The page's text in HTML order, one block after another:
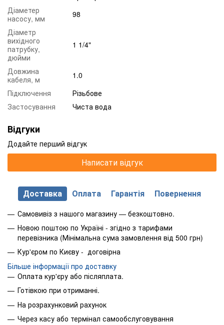
Діаметер
насосу, мм
98
Діаметр
вихідного
патрубку,
дюйми
1 1/4"
Довжина
кабеля, м
1.0
Підключення
Різьбове
Застосування
Чиста вода
Відгуки
Додайте перший відгук
Написати відгук
Доставка Оплата Гарантія Повернення
Самовивіз з нашого магазину — безкоштовно.
Новою поштою по Україні - згідно з тарифами
перевізника (Мінімальна сума замовлення від 500 грн)
Кур'єром по Києву - договірна
Більше інформації про доставку
Оплата кур'єру або післяплата.
Готівкою при отриманні.
На розрахунковий рахунок
Через касу або термінал самообслуговування